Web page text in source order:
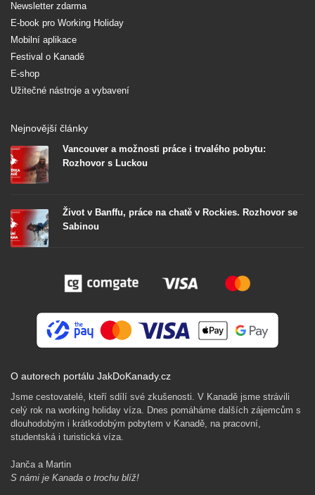
Newsletter zdarma
E-book pro Working Holiday
Mobilní aplikace
Festival o Kanadě
E-shop
Užitečné nástroje a vybavení
Nejnovější články
Vancouver a možnosti práce i trvalého pobytu:
Rozhovor s Luckou
Život v Banffu, práce na chatě v Rockies. Rozhovor se
Sabinou
O autorech portálu JakDoKanady.cz
Jsme cestovatelé, kteří sdílí své zkušenosti. V Kanadě jsme strávili
celý rok na working holiday víza. Dnes pomáháme dalších zájemcům s
dlouhodobým i krátkodobým pobytem v Kanadě, na pracovní,
studentská i turistická víza.
Janča a Martin
S námi je Kanada o trochu blíž!